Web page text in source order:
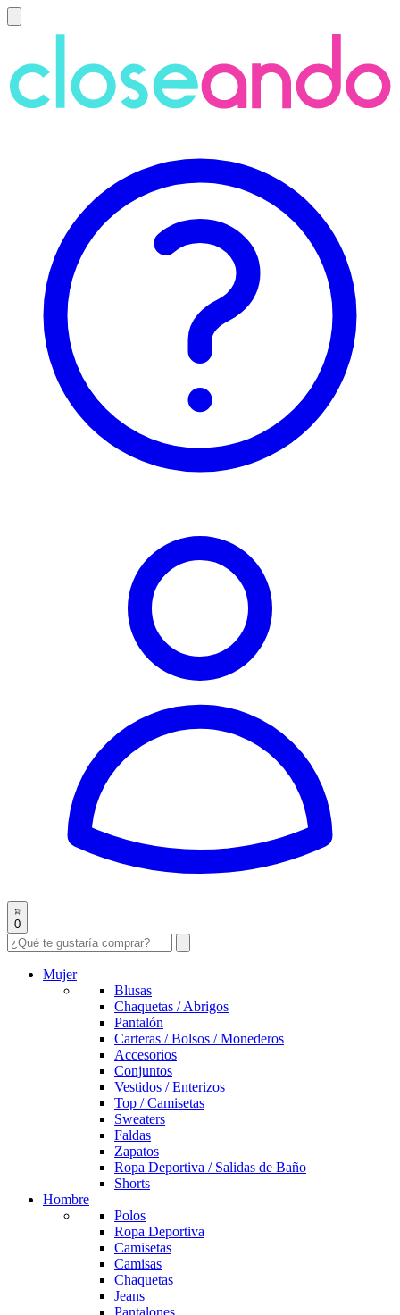
0
Mujer
Blusas
Chaquetas / Abrigos
Pantalón
Carteras / Bolsos / Monederos
Accesorios
Conjuntos
Vestidos / Enterizos
Top / Camisetas
Sweaters
Faldas
Zapatos
Ropa Deportiva / Salidas de Baño
Shorts
Hombre
Polos
Ropa Deportiva
Camisetas
Camisas
Chaquetas
Jeans